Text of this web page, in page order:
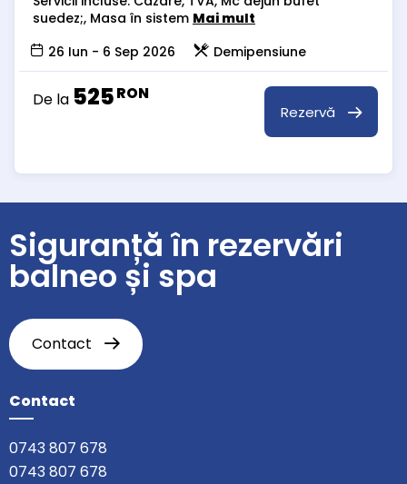
suedez;, Masa în sistem Mai mult
26 Iun - 6 Sep 2026
Demipensiune
De la 525RON
Rezervă
Siguranță în rezervări
balneo și spa
Contact
Contact
0743 807 678
0743 807 678